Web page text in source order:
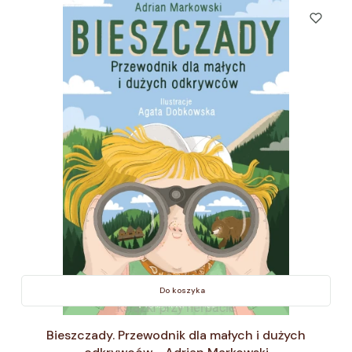
Do koszyka
Bieszczady. Przewodnik dla małych i dużych